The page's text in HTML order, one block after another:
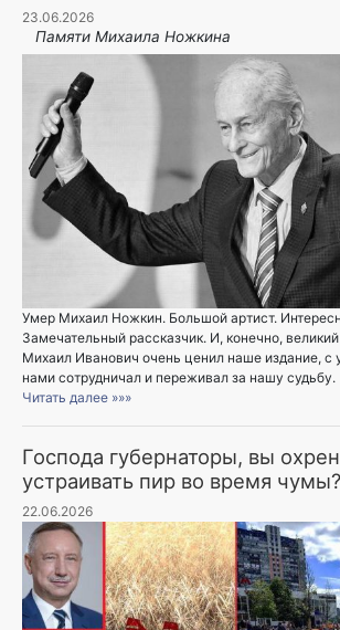
23.06.2026
Памяти Михаила Ножкина
Умер Михаил Ножкин. Большой артист.
Замечательный рассказчик. И, конечно,
Михаил Иванович очень ценил наше издание, с
нами сотрудничал и переживал за нашу судьбу.
Читать далее »»»
Господа губернаторы, вы
устраивать пир во время
22.06.2026